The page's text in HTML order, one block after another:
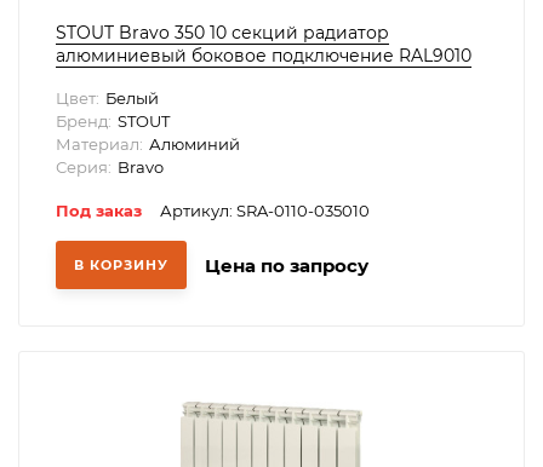
STOUT Bravo 350 10 секций радиатор
алюминиевый боковое подключение RAL9010
Цвет: Белый
Бренд: STOUT
Материал: Алюминий
Серия: Bravo
Под заказ Артикул: SRA-0110-035010
В КОРЗИНУ Цена по запросу